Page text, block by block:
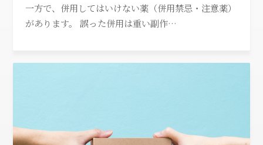
一方で、併用してはいけない薬（併用禁忌・注意薬）
があります。 誤った併用は重い副作…